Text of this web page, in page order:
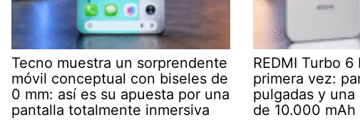
Tecno muestra un sorprendente
móvil conceptual con biseles de
0 mm: así es su apuesta por una
pantalla totalmente inmersiva
REDMI Turbo
primera vez:
pulgadas y
de 10.000 mAh